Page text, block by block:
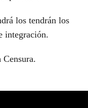
los tendrán los
integración.